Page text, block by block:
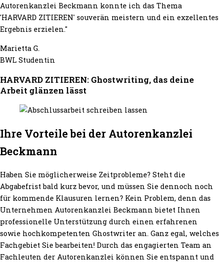
Autorenkanzlei Beckmann konnte ich das Thema
'HARVARD ZITIEREN' souverän meistern und ein exzellentes
Ergebnis erzielen."
Marietta G.
BWL Studentin
HARVARD ZITIEREN: Ghostwriting, das deine
Arbeit glänzen lässt
Ihre Vorteile bei der Autorenkanzlei
Beckmann
Haben Sie möglicherweise Zeitprobleme? Steht die
Abgabefrist bald kurz bevor, und müssen Sie dennoch noch
für kommende Klausuren lernen? Kein Problem, denn das
Unternehmen Autorenkanzlei Beckmann bietet Ihnen
professionelle Unterstützung durch einen erfahrenen
sowie hochkompetenten Ghostwriter an. Ganz egal, welches
Fachgebiet Sie bearbeiten! Durch das engagierten Team an
Fachleuten der Autorenkanzlei können Sie entspannt und